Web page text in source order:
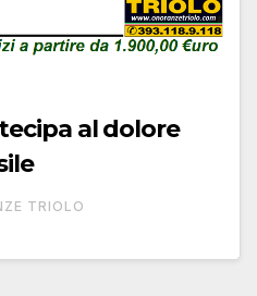
al dolore
TRIOLO